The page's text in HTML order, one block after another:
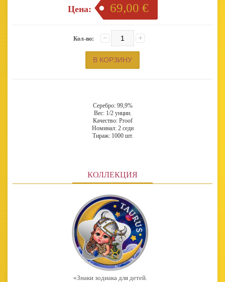
Цена: 69,00 €
Кол-во:
Серебро: 99,9%
Вес: 1/2 унции.
Качество: Proof
Номинал: 2 седи
Тираж: 1000 шт.
КОЛЛЕКЦИЯ
«Знаки зодиака для детей.